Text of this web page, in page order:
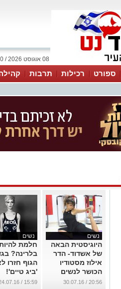
08 אוגוסט 2026 / 18:30
ספורט רכילות תרבות
נשים
היוגיסטית הבאה
של אשדוד- הדר
אילוז מסטודיו
הכושר לנשים
שייפ ליין
20:56 / 30.07.16
נשים
חלמת
בלרינה?
הגוף חזרו
'ביג טיים'!
...
15:59 / 24.07.16